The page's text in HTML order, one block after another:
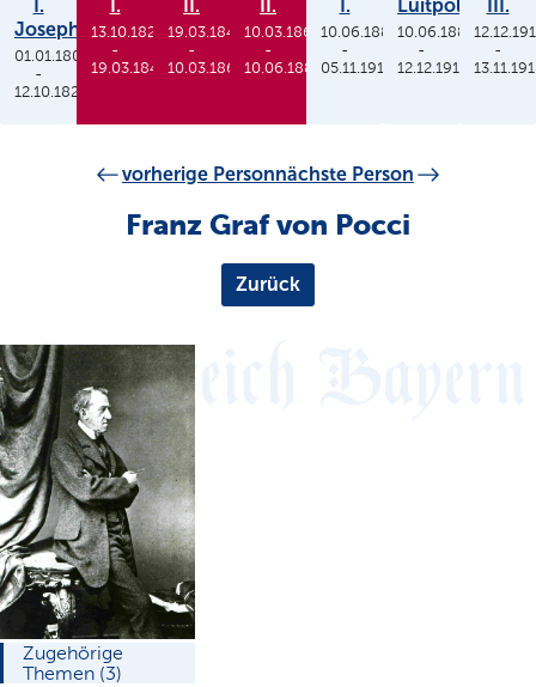
I.
Joseph
01.01.1806
-
12.10.1825
I.
13.10.1825
-
19.03.1848
II.
19.03.1848
-
10.03.1864
II.
10.03.1864
-
10.06.1886
I.
10.06.1886
-
05.11.1913
Luitpold
10.06.1886
-
12.12.1912
III.
-
vorherige Personnächste Person
Franz Graf von Pocci
Zurück
Zugehörige
Themen (3)